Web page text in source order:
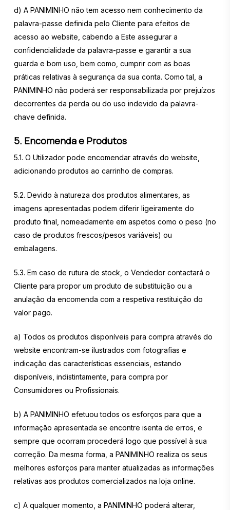
d) A PANIMINHO não tem acesso nem conhecimento da
palavra-passe definida pelo Cliente para efeitos de
acesso ao website, cabendo a Este assegurar a
confidencialidade da palavra-passe e garantir a sua
guarda e bom uso, bem como, cumprir com as boas
práticas relativas à segurança da sua conta. Como tal, a
PANIMINHO não poderá ser responsabilizada por prejuízos
decorrentes da perda ou do uso indevido da palavra-
chave definida.
5. Encomenda e Produtos
5.1. O Utilizador pode encomendar através do website,
adicionando produtos ao carrinho de compras.
5.2. Devido à natureza dos produtos alimentares, as
imagens apresentadas podem diferir ligeiramente do
produto final, nomeadamente em aspetos como o peso (no
caso de produtos frescos/pesos variáveis) ou
embalagens.
5.3. Em caso de rutura de stock, o Vendedor contactará o
Cliente para propor um produto de substituição ou a
anulação da encomenda com a respetiva restituição do
valor pago.
a) Todos os produtos disponíveis para compra através do
website encontram-se ilustrados com fotografias e
indicação das características essenciais, estando
disponíveis, indistintamente, para compra por
Consumidores ou Profissionais.
b) A PANIMINHO efetuou todos os esforços para que a
informação apresentada se encontre isenta de erros, e
sempre que ocorram procederá logo que possível à sua
correção. Da mesma forma, a PANIMINHO realiza os seus
melhores esforços para manter atualizadas as informações
relativas aos produtos comercializados na loja online.
c) A qualquer momento, a PANIMINHO poderá alterar,